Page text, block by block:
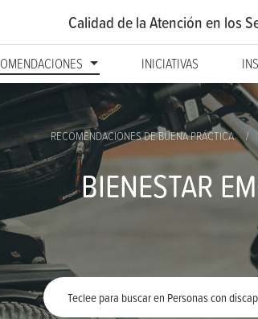
Calidad de la Atenciónen los
INICIATIVAS
RECOMENDACIONES DE BUENA PRÁCTICA
BIENESTAR
Palabra